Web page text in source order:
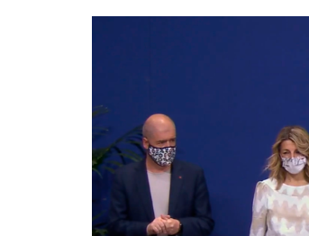
Radio — Mundo obrero hoy
Vidas precarias